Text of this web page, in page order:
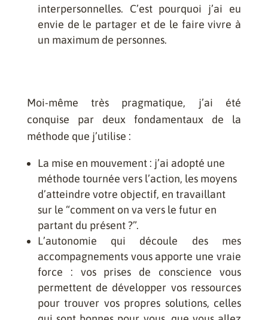
interpersonnelles. C’est pourquoi j’ai eu
envie de le partager et de le faire vivre à
un maximum de personnes.
Moi-même très pragmatique, j’ai été
conquise par deux fondamentaux de la
méthode que j’utilise :
La mise en mouvement : j’ai adopté une
méthode tournée vers l’action, les moyens
d’atteindre votre objectif, en travaillant
sur le “comment on va vers le futur en
partant du présent ?”.
L’autonomie qui découle des mes
accompagnements vous apporte une vraie
force : vos prises de conscience vous
permettent de développer vos ressources
pour trouver vos propres solutions, celles